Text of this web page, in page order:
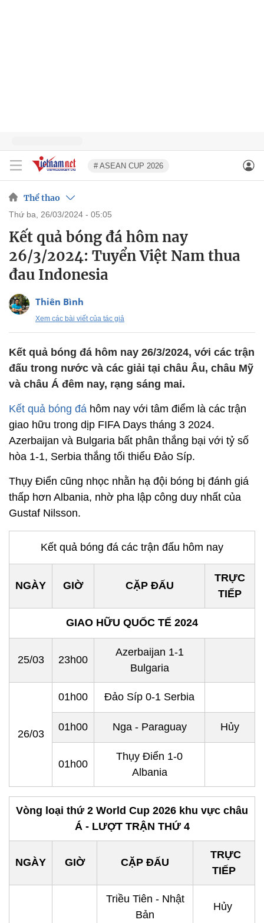
# ASEAN CUP 2026
Thể thao
thứ ba, 26/03/2024 - 05:05
Kết quả bóng đá hôm nay
26/3/2024: Tuyển Việt Nam thua
đau Indonesia
Thiên Bình
Xem các bài viết của tác giả
Kết quả bóng đá hôm nay 26/3/2024, với các trận
đấu trong nước và các giải tại châu Âu, châu Mỹ
và châu Á đêm nay, rạng sáng mai.
Kết quả bóng đá hôm nay với tâm điểm là các trận
giao hữu trong dịp FIFA Days tháng 3 2024.
Azerbaijan và Bulgaria bất phân thắng bại với tỷ số
hòa 1-1, Serbia thắng tối thiểu Đảo Síp.
Thụy Điển cũng nhọc nhằn hạ đội bóng bị đánh giá
thấp hơn Albania, nhờ pha lập công duy nhất của
Gustaf Nilsson.
Kết quả bóng đá các trận đấu hôm nay
NGÀY GIỜ CẶP ĐẤU
TRỰC
TIẾP
GIAO HỮU QUỐC TẾ 2024
25/03 23h00
Azerbaijan 1-1
Bulgaria
26/03
01h00 Đảo Síp 0-1 Serbia
01h00 Nga- Paraguay Hủy
01h00
Thụy Điển 1-0
Albania
Vòng loại thứ 2 World Cup 2026 khu vực châu
Á - LƯỢT TRẬN THỨ 4
NGÀY GIỜ CẶP ĐẤU
TRỰC
TIẾP
Triều Tiên - Nhật
Bản
Hủy